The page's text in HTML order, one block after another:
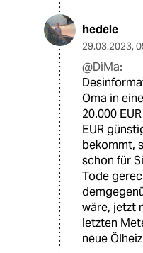
hedele
29.03.2023,
@DiMa:
Oma in
20.000
EUR
bekommt,
schon für
Tode
wäre, jetzt
letzten
neue